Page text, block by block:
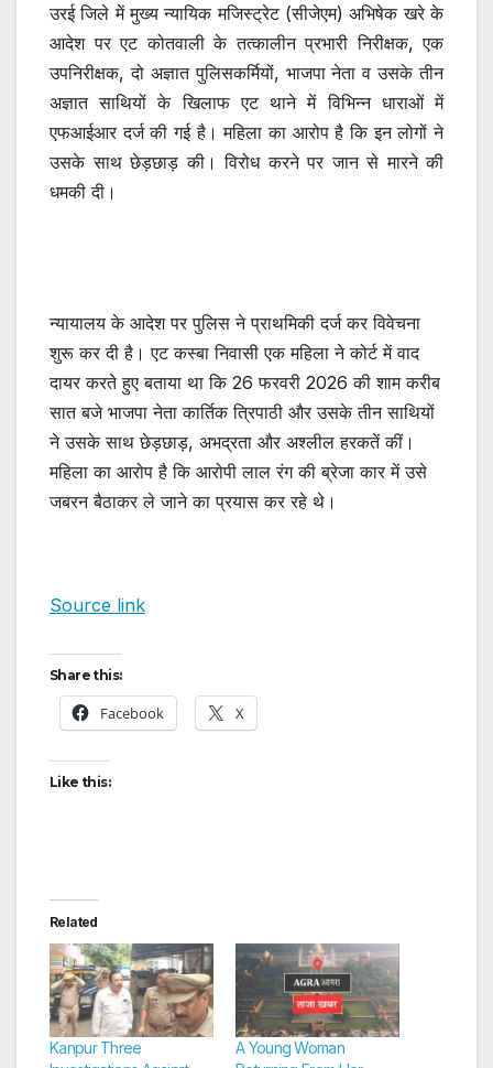
उरई जिले में मुख्य न्यायिक मजिस्ट्रेट (सीजेएम) अभिषेक खरे के
आदेश पर एट कोतवाली के तत्कालीन प्रभारी निरीक्षक, एक
उपनिरीक्षक, दो अज्ञात पुलिसकर्मियों, भाजपा नेता व उसके तीन
अज्ञात साथियों के खिलाफ एट थाने में विभिन्न धाराओं में
एफआईआर दर्ज की गई है। महिला का आरोप है कि इन लोगों ने
उसके साथ छेड़छाड़ की। विरोध करने पर जान से मारने की
धमकी दी।
न्यायालय के आदेश पर पुलिस ने प्राथमिकी दर्ज कर विवेचना
शुरू कर दी है। एट कस्बा निवासी एक महिला ने कोर्ट में वाद
दायर करते हुए बताया था कि 26 फरवरी 2026 की शाम करीब
सात बजे भाजपा नेता कार्तिक त्रिपाठी और उसके तीन साथियों
ने उसके साथ छेड़छाड़, अभद्रता और अश्लील हरकतें कीं।
महिला का आरोप है कि आरोपी लाल रंग की ब्रेजा कार में उसे
जबरन बैठाकर ले जाने का प्रयास कर रहे थे।
Source link
Share this:
Facebook X
Like this:
Related
Kanpur Three
A Young Woman